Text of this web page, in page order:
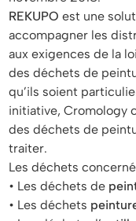
REKUPO est une
accompagner les
aux exigences de la
des déchets de
qu’ils soient
initiative, Cromology
des déchets de
traiter.
Les déchets
• Les déchets de
• Les déchets